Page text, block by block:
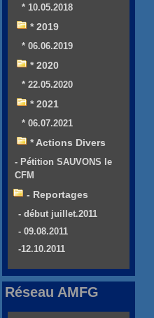
* 10.05.2018
* 2019
* 06.06.2019
* 2020
* 22.05.2020
* 2021
* 06.07.2021
* Actions Divers
- Pétition SAUVONS le
CFM
- Reportages
- début juillet.2011
- 09.08.2011
-12.10.2011
Réseau AMFG